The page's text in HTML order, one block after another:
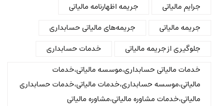
جرایم مالیاتی
جریمه اظهارنامه مالیاتی
جریمه مالیاتی
جریمه‌های مالیاتی حسابداری
جلوگیری از جریمه مالیاتی
خدمات حسابداری
خدمات مالیاتی حسابداری،موسسه مالیاتی،خدمات
مالیاتی،موسسه حسابداری،خدمات مالیاتی،خدمات حسابداری
مالیاتی،خدمات مشاوره مالیاتی،مشاوره مالیاتی